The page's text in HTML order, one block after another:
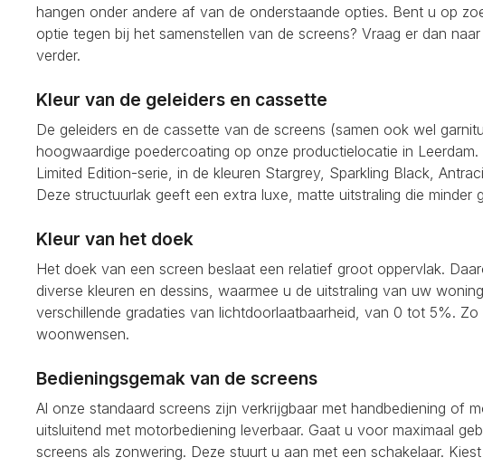
hangen onder andere af van de onderstaande opties. Bent u op
optie tegen bij het samenstellen van de screens? Vraag er dan
verder.
Kleur van de geleiders en cassette
De geleiders en de cassette van de screens (samen ook wel
hoogwaardige poedercoating op onze productielocatie in
Limited Edition-serie, in de kleuren Stargrey, Sparkling Black,
Deze structuurlak geeft een extra luxe, matte uitstraling die minder
Kleur van het doek
Het doek van een screen beslaat een relatief groot oppervlak.
diverse kleuren en dessins, waarmee u de uitstraling van uw
verschillende gradaties van lichtdoorlaatbaarheid, van 0 tot 5%.
woonwensen.
Bedieningsgemak van de screens
Al onze standaard screens zijn verkrijgbaar met handbediening of
uitsluitend met motorbediening leverbaar. Gaat u voor maximaal
screens als zonwering. Deze stuurt u aan met een schakelaar.